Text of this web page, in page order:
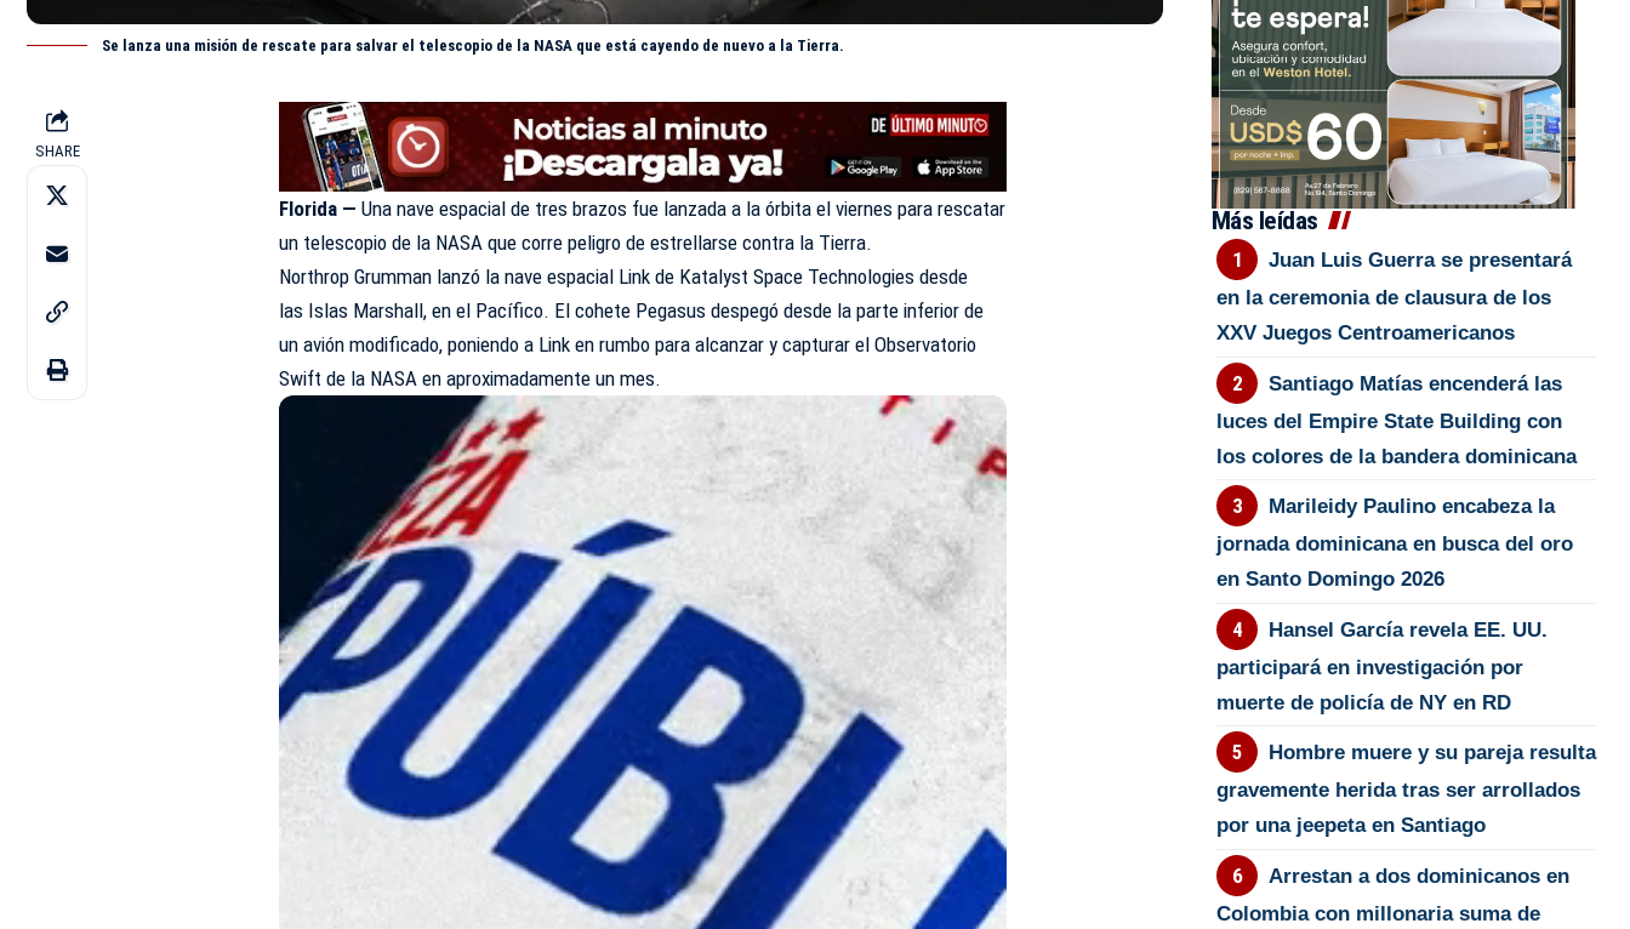
Se lanza una misión de rescate para salvar el telescopio de la NASA que está cayendo de nuevo a la Tierra.
SHARE
Florida —Una nave espacial de tres brazos fue lanzada a la órbita el viernes para rescatar
un telescopio de la NASA que corre peligro de estrellarse contra la Tierra.
Northrop Grumman lanzó la nave espacial Link de Katalyst Space Technologies desde
las Islas Marshall, en el Pacífico. El cohete Pegasus despegó desde la parte inferior de
un avión modificado, poniendo a Link en rumbo para alcanzar y capturar el Observatorio
Swift de la NASA en aproximadamente un mes.
Más leídas
Juan Luis Guerra se presentará
en la ceremonia de clausura de los
XXV Juegos Centroamericanos
Santiago Matías encenderá las
luces del Empire State Building con
los colores de la bandera dominicana
Marileidy Paulino encabeza la
jornada dominicana en busca del oro
en Santo Domingo 2026
Hansel García revela EE. UU.
participará en investigación por
muerte de policía de NY en RD
Hombre muere y su pareja resulta
gravemente herida tras ser arrollados
por una jeepeta en Santiago
Arrestan a dos dominicanos en
Colombia con millonaria suma de